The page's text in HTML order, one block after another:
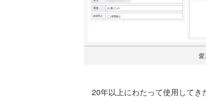
愛
20年以上にわたって使用してき